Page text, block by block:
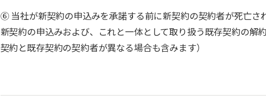
⑥ 当社が新契約の申込みを承諾する前に新契約の契約者が死亡さ
新契約の申込みおよび、これと一体として取り扱う既存契約の解
契約と既存契約の契約者が異なる場合も含みます）